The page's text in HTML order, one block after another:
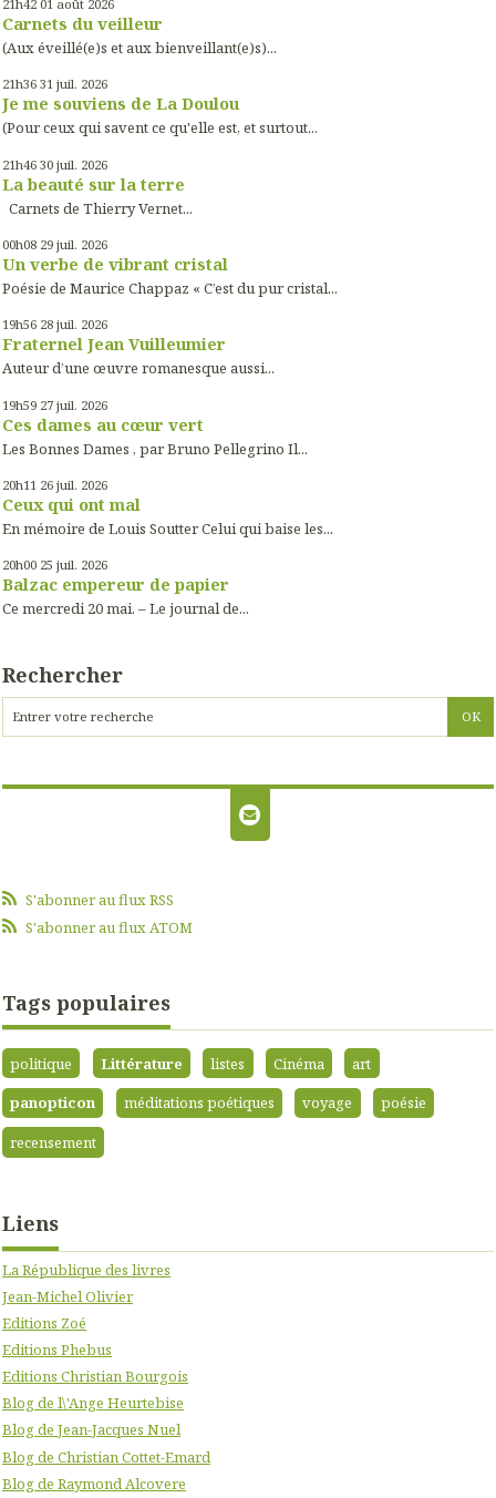
21h42 01 août 2026
Carnets du veilleur
(Aux éveillé(e)s et aux bienveillant(e)s)...
21h36 31 juil. 2026
Je me souviens de La Doulou
(Pour ceux qui savent ce qu'elle est, et surtout...
21h46 30 juil. 2026
La beauté sur la terre
Carnets de Thierry Vernet...
00h08 29 juil. 2026
Un verbe de vibrant cristal
Poésie de Maurice Chappaz « C’est du pur cristal...
19h56 28 juil. 2026
Fraternel Jean Vuilleumier
Auteur d’une œuvre romanesque aussi...
19h59 27 juil. 2026
Ces dames au cœur vert
Les Bonnes Dames , par Bruno Pellegrino Il...
20h11 26 juil. 2026
Ceux qui ont mal
En mémoire de Louis Soutter Celui qui baise les...
20h00 25 juil. 2026
Balzac empereur de papier
Ce mercredi 20 mai. – Le journal de...
Rechercher
S'abonner au flux RSS
S'abonner au flux ATOM
Tags populaires
politique Littérature listes Cinéma
art
panopticon
méditations poétiques voyage
poésie
recensement
Liens
La République des livres
Jean-Michel Olivier
Editions Zoé
Editions Phebus
Editions Christian Bourgois
Blog de l\'Ange Heurtebise
Blog de Jean-Jacques Nuel
Blog de Christian Cottet-Emard
Blog de Raymond Alcovere